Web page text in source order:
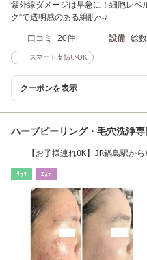
紫外線ダメージは早急に！細胞レベ
ク”で透明感のある絹肌へ♪
口コミ 20件 設備 総数
スマート支払いOK
クーポンを表示
ハーブピーリング・毛穴洗浄
【お子様連れOK】JR鍋島駅か
ﾘﾗｸ ｴｽﾃ